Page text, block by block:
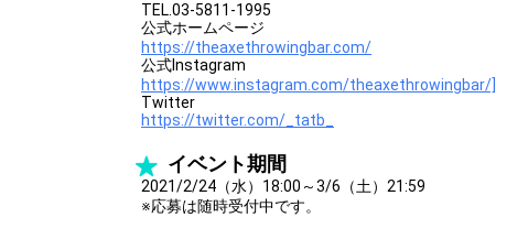
TEL.03-5811-1995
公式ホームページ
https://theaxethrowingbar.com/
公式Instagram
https://www.instagram.com/theaxethrowingbar/]
Twitter
https://twitter.com/_tatb_
イベント期間
2021/2/24（水）18:00～3/6（土）21:59
※応募は随時受付中です。